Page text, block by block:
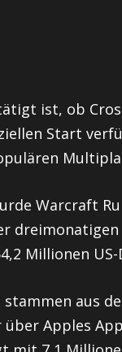
ist, ob
Start
Warcraft
dreimonatigen
Millionen
aus
Apples